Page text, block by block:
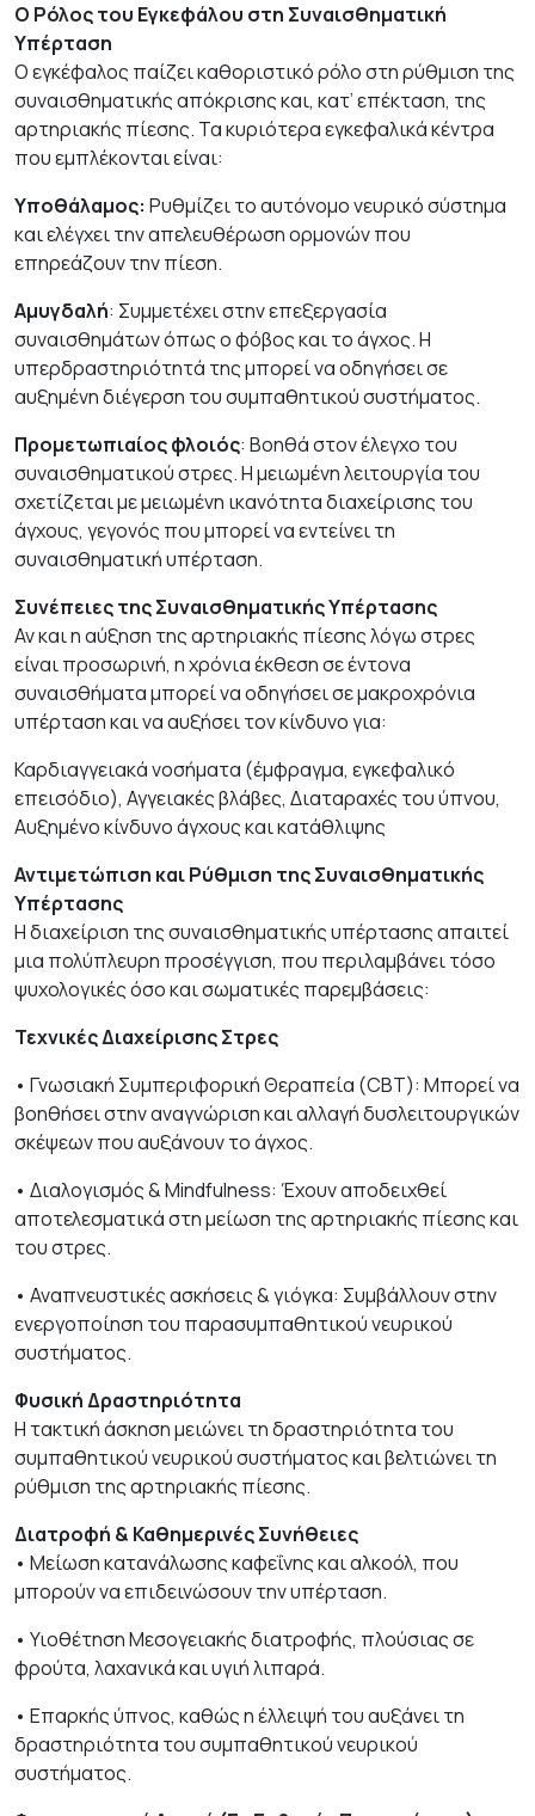
Ο Ρόλος του Εγκεφάλου στη Συναισθηματική
Υπέρταση
Ο εγκέφαλος παίζει καθοριστικό ρόλο στη ρύθμιση της
συναισθηματικής απόκρισης και, κατ’ επέκταση, της
αρτηριακής πίεσης. Τα κυριότερα εγκεφαλικά κέντρα
που εμπλέκονται είναι:
Υποθάλαμος: Ρυθμίζει το αυτόνομο νευρικό σύστημα
και ελέγχει την απελευθέρωση ορμονών που
επηρεάζουν την πίεση.
Αμυγδαλή: Συμμετέχει στην επεξεργασία
συναισθημάτων όπως ο φόβος και το άγχος. Η
υπερδραστηριότητά της μπορεί να οδηγήσει σε
αυξημένη διέγερση του συμπαθητικού συστήματος.
Προμετωπιαίος φλοιός: Βοηθά στον έλεγχο του
συναισθηματικού στρες. Η μειωμένη λειτουργία του
σχετίζεται με μειωμένη ικανότητα διαχείρισης του
άγχους, γεγονός που μπορεί να εντείνει τη
συναισθηματική υπέρταση.
Συνέπειες της Συναισθηματικής Υπέρτασης
Αν και η αύξηση της αρτηριακής πίεσης λόγω στρες
είναι προσωρινή, η χρόνια έκθεση σε έντονα
συναισθήματα μπορεί να οδηγήσει σε μακροχρόνια
υπέρταση και να αυξήσει τον κίνδυνο για:
Καρδιαγγειακά νοσήματα (έμφραγμα, εγκεφαλικό
επεισόδιο), Αγγειακές βλάβες, Διαταραχές του ύπνου,
Αυξημένο κίνδυνο άγχους και κατάθλιψης
Αντιμετώπιση και Ρύθμιση της Συναισθηματικής
Υπέρτασης
Η διαχείριση της συναισθηματικής υπέρτασης απαιτεί
μια πολύπλευρη προσέγγιση, που περιλαμβάνει τόσο
ψυχολογικές όσο και σωματικές παρεμβάσεις:
Τεχνικές Διαχείρισης Στρες
• Γνωσιακή Συμπεριφορική Θεραπεία (CBT): Μπορεί να
βοηθήσει στην αναγνώριση και αλλαγή δυσλειτουργικών
σκέψεων που αυξάνουν το άγχος.
• Διαλογισμός & Mindfulness: Έχουν αποδειχθεί
αποτελεσματικά στη μείωση της αρτηριακής πίεσης και
του στρες.
• Αναπνευστικές ασκήσεις & γιόγκα: Συμβάλλουν στην
ενεργοποίηση του παρασυμπαθητικού νευρικού
συστήματος.
Φυσική Δραστηριότητα
Η τακτική άσκηση μειώνει τη δραστηριότητα του
συμπαθητικού νευρικού συστήματος και βελτιώνει τη
ρύθμιση της αρτηριακής πίεσης.
Διατροφή & Καθημερινές Συνήθειες
• Μείωση κατανάλωσης καφεΐνης και αλκοόλ, που
μπορούν να επιδεινώσουν την υπέρταση.
• Υιοθέτηση Μεσογειακής διατροφής, πλούσιας σε
φρούτα, λαχανικά και υγιή λιπαρά.
• Επαρκής ύπνος, καθώς η έλλειψή του αυξάνει τη
δραστηριότητα του συμπαθητικού νευρικού
συστήματος.